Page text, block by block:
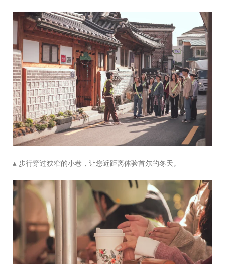
▴ 步行穿过狭窄的小巷，让您近距离体验首尔的冬天。